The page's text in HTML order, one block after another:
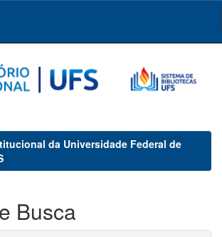
da Universidade Federal de
Busca